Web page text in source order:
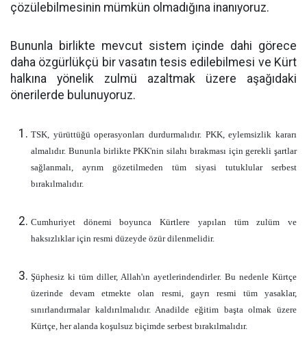
çözülebilmesinin mümkün olmadığına inanıyoruz.
Bununla birlikte mevcut sistem içinde dahi görece
daha özgürlükçü bir vasatın tesis edilebilmesi ve Kürt
halkına yönelik zulmü azaltmak üzere aşağıdaki
önerilerde bulunuyoruz.
TSK, yürüttüğü operasyonları durdurmalıdır. PKK, eylemsizlik kararı
almalıdır. Bununla birlikte PKK'nin silahı bırakması için gerekli şartlar
sağlanmalı, ayrım gözetilmeden tüm siyasi tutuklular serbest
bırakılmalıdır.
Cumhuriyet dönemi boyunca Kürtlere yapılan tüm zulüm ve
haksızlıklar için resmi düzeyde özür dilenmelidir.
Şüphesiz ki tüm diller, Allah'ın ayetlerindendirler. Bu nedenle Kürtçe
üzerinde devam etmekte olan resmi, gayrı resmi tüm yasaklar,
sınırlandırmalar kaldırılmalıdır. Anadilde eğitim başta olmak üzere
Kürtçe, her alanda koşulsuz biçimde serbest bırakılmalıdır.